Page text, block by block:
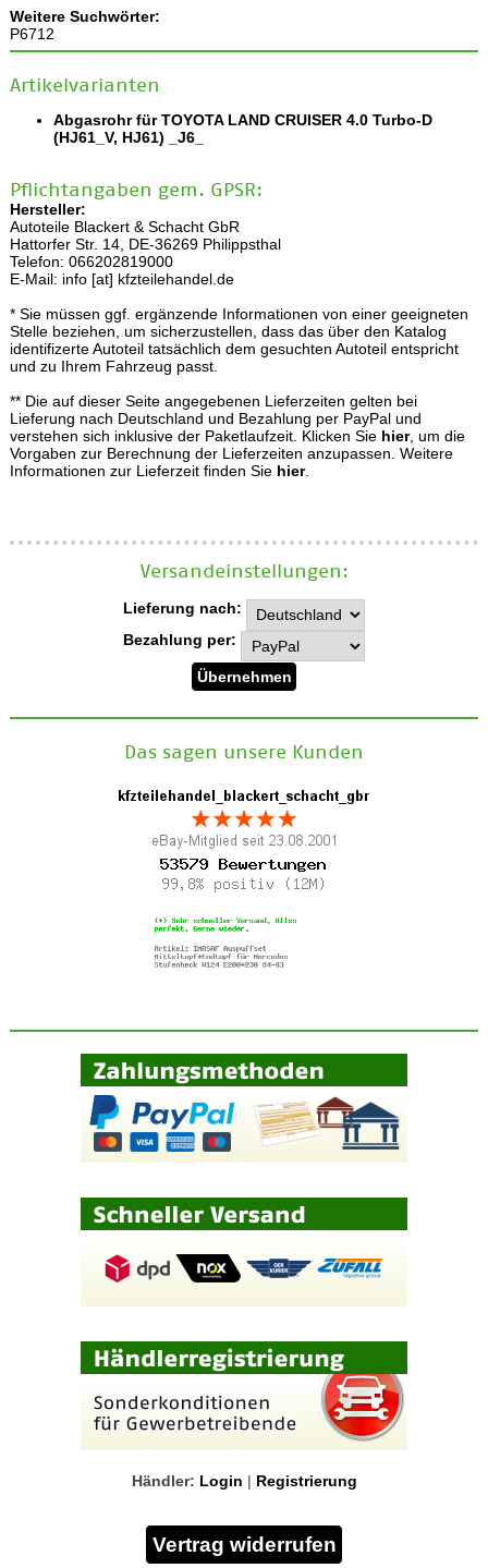
Weitere Suchwörter:
P6712
Artikelvarianten
Abgasrohr für TOYOTA LAND CRUISER 4.0 Turbo-D
(HJ61_V, HJ61) _J6_
Pflichtangaben gem. GPSR:
Hersteller:
Autoteile Blackert & Schacht GbR
Hattorfer Str. 14, DE-36269 Philippsthal
Telefon: 066202819000
E-Mail: info [at] kfzteilehandel.de
* Sie müssen ggf. ergänzende Informationen von einer geeigneten
Stelle beziehen, um sicherzustellen, dass das über den Katalog
identifizerte Autoteil tatsächlich dem gesuchten Autoteil entspricht
und zu Ihrem Fahrzeug passt.
** Die auf dieser Seite angegebenen Lieferzeiten gelten bei
Lieferung nach Deutschland und Bezahlung per PayPal und
verstehen sich inklusive der Paketlaufzeit. Klicken Sie hier, um die
Vorgaben zur Berechnung der Lieferzeiten anzupassen. Weitere
Informationen zur Lieferzeit finden Sie hier.
Versand­einstellungen:
Lieferung nach:
Bezahlung per:
Das sagen unsere Kunden
Händler: Login | Registrierung